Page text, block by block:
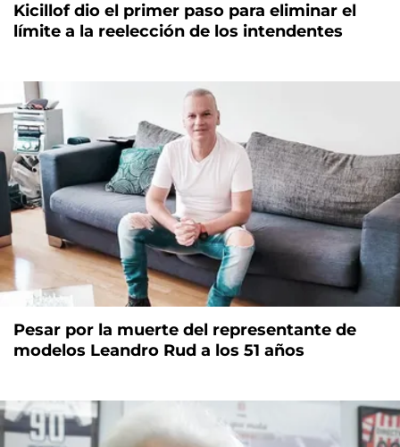
Kicillof dio el primer paso para eliminar el
límite a la reelección de los intendentes
Pesar por la muerte del representante de
modelos Leandro Rud a los 51 años